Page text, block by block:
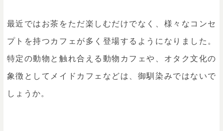
最近ではお茶をただ楽しむだけでなく、様々なコンセ
プトを持つカフェが多く登場するようになりました。
特定の動物と触れ合える動物カフェや、オタク文化の
象徴としてメイドカフェなどは、御馴染みではないで
しょうか。